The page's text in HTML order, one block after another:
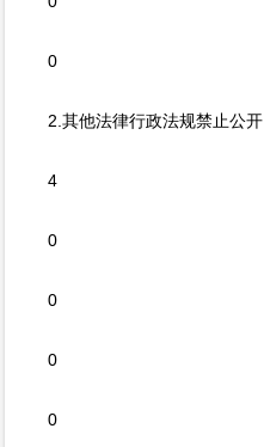
0
2.其他法律行政法规禁止公开
4
0
0
0
0